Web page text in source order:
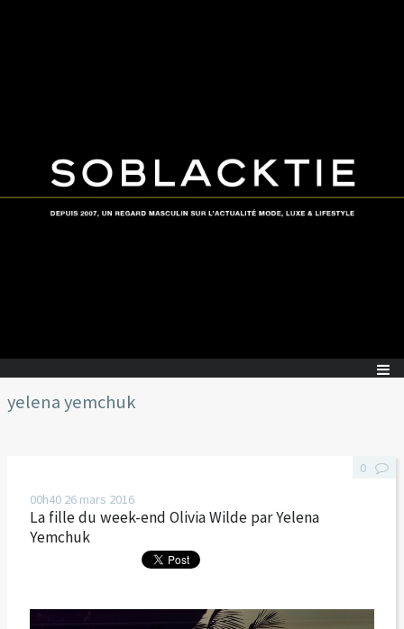
yelena yemchuk
00h40 26 mars 2016
La fille du week-end Olivia Wilde par Yelena
Yemchuk
0